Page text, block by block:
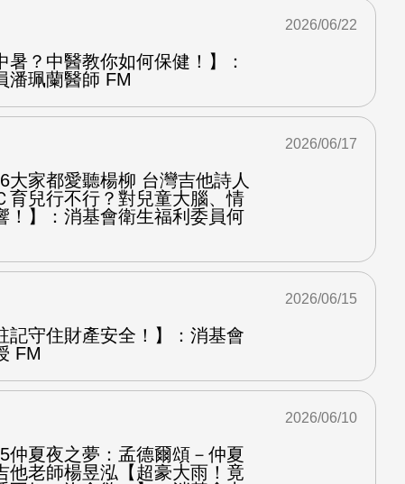
暑？中醫教你如何保健！】：
潘珮蘭醫師 FM
2026/06/22
大家都愛聽楊柳 台灣吉他詩人
育兒行不行？對兒童大腦、情
！】：消基會衛生福利委員何
2026/06/17
記守住財產安全！】：消基會
FM
2026/06/15
仲夏夜之夢：孟德爾頌－仲夏
他老師楊昱泓【超豪大雨！竟
2026/06/10